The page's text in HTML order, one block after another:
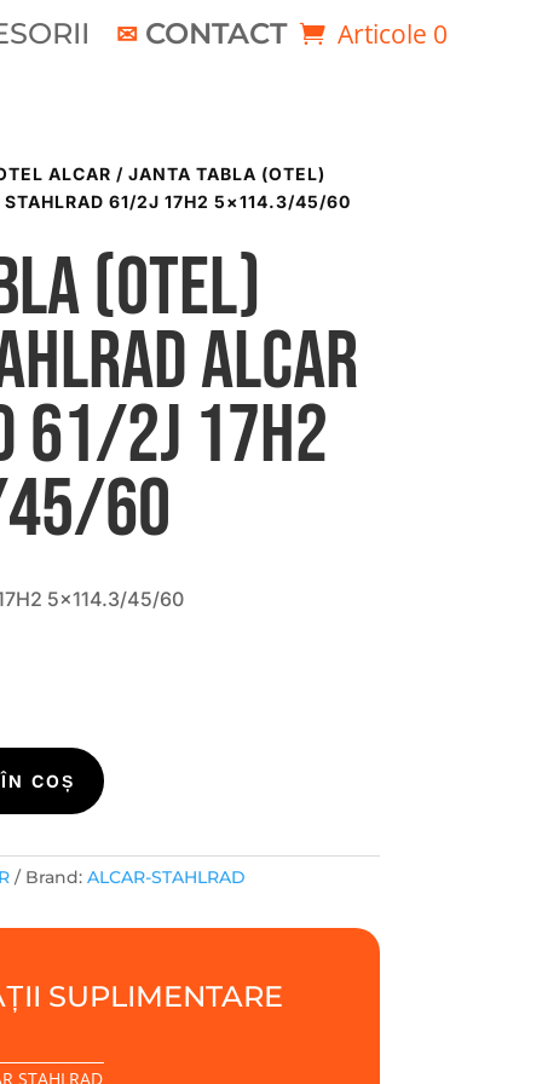
CONTACT Articole 0
ALCAR / JANTA TABLA (OTEL)
STAHLRAD 61/2J 17H2 5×114.3/45/60
(otel)
ALCAR
61/2J 17H2
60
5×114.3/45/60
COȘ
Brand: ALCAR-STAHLRAD
SUPLIMENTARE
STAHLRAD